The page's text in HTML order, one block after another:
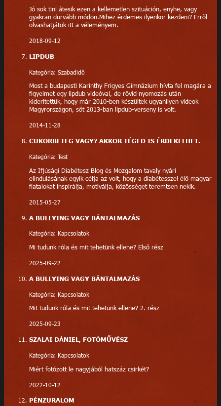
Jó sok tini átesik ezen a kellemetlen szituáción, enyhe, vagy
gyakran durvább módon.Mihez érdemes ilyenkor kezdeni? Erről
olvashatjátok itt a véleményem.
2018-09-12
LIPDUB
Kategória: Szabadidő
Most a budapesti Karinthy Frigyes Gimnázium hívta fel magára a
figyelmet egy lipdub videóval, de rövid nyomozás után
kiderítettük, hogy már 2010-ben készültek ugyanilyen videok
Magyrországon, sőt 2013-ban lipdub-verseny is volt.
2014-11-28
CUKORBETEG VAGY? AKKOR TÉGED IS ÉRDEKELHET.
Kategória: Test
Az Ifjúsági Diabétesz Blog és Mozgalom tavaly nyári
elindulásának egyik célja az volt, hogy a diabétesszel élő magyar
fiatalokat inspirálja, motiválja, közösséget teremtsen nekik.
2015-05-27
A BULLYING VAGY BÁNTALMAZÁS
Kategória: Kapcsolatok
Mi tudunk róla és mit tehetünk ellene? Első rész
2025-09-22
A BULLYING VAGY BÁNTALMAZÁS
Kategória: Kapcsolatok
Mit tudunk róla és mit tehetünk ellene? 2. rész
2025-09-23
SZALAI DÁNIEL, FOTÓMŰVÉSZ
Kategória: Kapcsolatok
Miért fotózott le nagyjából hatszáz csirkét?
2022-10-12
PÉNZURALOM